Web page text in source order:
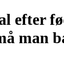
efter
man